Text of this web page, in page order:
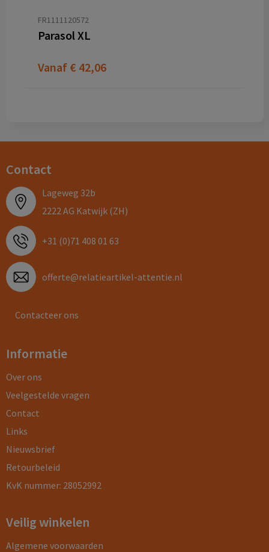
FR1111120572
Parasol XL
Vanaf € 42,06
Contact
Lageweg 32b
2222 AG Katwijk (ZH)
+31 (0)71 408 01 63
offerte@relatieartikel-attentie.nl
Contacteer ons
Informatie
Over ons
Veelgestelde vragen
Contact
Links
Nieuwsbrief
Retourbeleid
KvK nummer: 28052992
Veilig winkelen
Algemene voorwaarden